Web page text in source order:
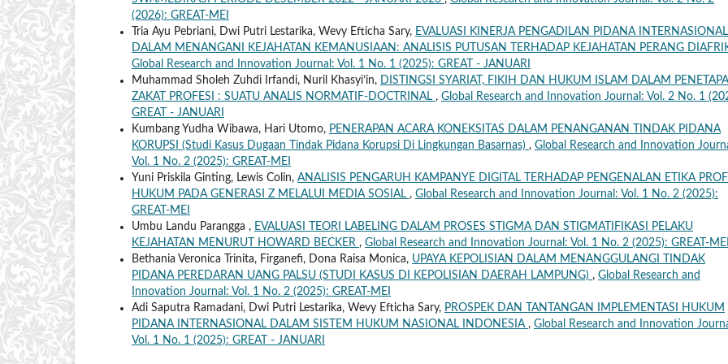
(2026): GREAT-MEI
Tria Ayu Pebriani, Dwi Putri Lestarika, Wevy Efticha Sary, EVALUASI KINERJA PENGADILAN PIDANA INTERNASIONAL
DALAM MENANGANI KEJAHATAN KEMANUSIAAN: ANALISIS PUTUSAN TERHADAP KEJAHATAN PERANG
Global Research and Innovation Journal: Vol. 1 No. 1 (2025): GREAT - JANUARI
Muhammad Sholeh Zuhdi Irfandi, Nuril Khasyi’in,
DISTINGSI SYARIAT, FIKIH DAN HUKUM ISLAM DALAM
ZAKAT PROFESI : SUATU ANALIS NORMATIF-DOCTRINAL , Global Research and Innovation Journal: Vol. 2 No. 1
GREAT - JANUARI
Kumbang Yudha Wibawa, Hari Utomo, PENERAPAN ACARA KONEKSITAS DALAM PENANGANAN TINDAK PIDANA
KORUPSI (Studi Kasus Dugaan Tindak Pidana Korupsi Di Lingkungan Basarnas) , Global Research and Innovation
Vol. 1 No. 2 (2025): GREAT-MEI
Yuni Priskila Ginting, Lewis Colin, ANALISIS PENGARUH KAMPANYE DIGITAL TERHADAP PENGENALAN ETIKA
HUKUM PADA GENERASI Z MELALUI MEDIA SOSIAL , Global Research and Innovation Journal: Vol. 1 No. 2 (2025):
GREAT-MEI
Umbu Landu Parangga , EVALUASI TEORI LABELING DALAM PROSES STIGMA DAN STIGMATIFIKASI PELAKU
KEJAHATAN MENURUT HOWARD BECKER , Global Research and Innovation Journal: Vol. 1 No. 2 (2025): GREAT-MEI
Bethania Veronica Trinita, Firganefi, Dona Raisa Monica, UPAYA KEPOLISIAN DALAM MENANGGULANGI TINDAK
PIDANA PEREDARAN UANG PALSU (STUDI KASUS DI KEPOLISIAN DAERAH LAMPUNG) , Global Research and
Innovation Journal: Vol. 1 No. 2 (2025): GREAT-MEI
Adi Saputra Ramadani, Dwi Putri Lestarika, Wevy Efticha Sary, PROSPEK DAN TANTANGAN IMPLEMENTASI HUKUM
PIDANA INTERNASIONAL DALAM SISTEM HUKUM NASIONAL INDONESIA , Global Research and Innovation
Vol. 1 No. 1 (2025): GREAT - JANUARI